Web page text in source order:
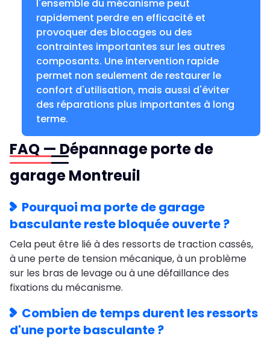
l'ensemble du mécanisme peut
rapidement perdre en efficacité et
provoquer des blocages ou des
contraintes importantes sur les autres
composants. Une intervention rapide
permet non seulement de restaurer le
confort d'utilisation, mais aussi d'éviter
des réparations plus importantes à long
terme.
FAQ — Dépannage porte de
garage Montreuil
Pourquoi ma porte de garage
basculante reste bloquée ouverte ?
Cela peut être lié à des ressorts de traction cassés,
à une perte de tension mécanique, à un problème
sur les bras de levage ou à une défaillance des
fixations du mécanisme.
Combien de temps durent les ressorts
d'une porte basculante ?